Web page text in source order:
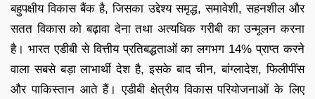
बहुपक्षीय विकास बैंक है, जिसका उद्देश्य समृद्ध, समावेशी, सहनशील और
सतत विकास को बढ़ावा देना तथा अत्यधिक गरीबी का उन्मूलन करना
है। भारत एडीबी से वित्तीय प्रतिबद्धताओं का लगभग 14% प्राप्त करने
वाला सबसे बड़ा लाभार्थी देश है, इसके बाद चीन, बांग्लादेश, फिलीपींस
और पाकिस्तान आते हैं। एडीबी क्षेत्रीय विकास परियोजनाओं के लिए